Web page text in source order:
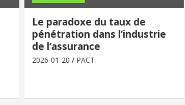
Le paradoxe du taux de
pénétration dans l’industrie
de l’assurance
2026-01-20 PACT